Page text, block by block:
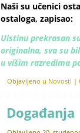
Naši su učenici
ostaloga, zapisao:
Uistinu prekrasan
originalna, sva su
u višim razredima
Objavljeno u Novosti |
Događanja